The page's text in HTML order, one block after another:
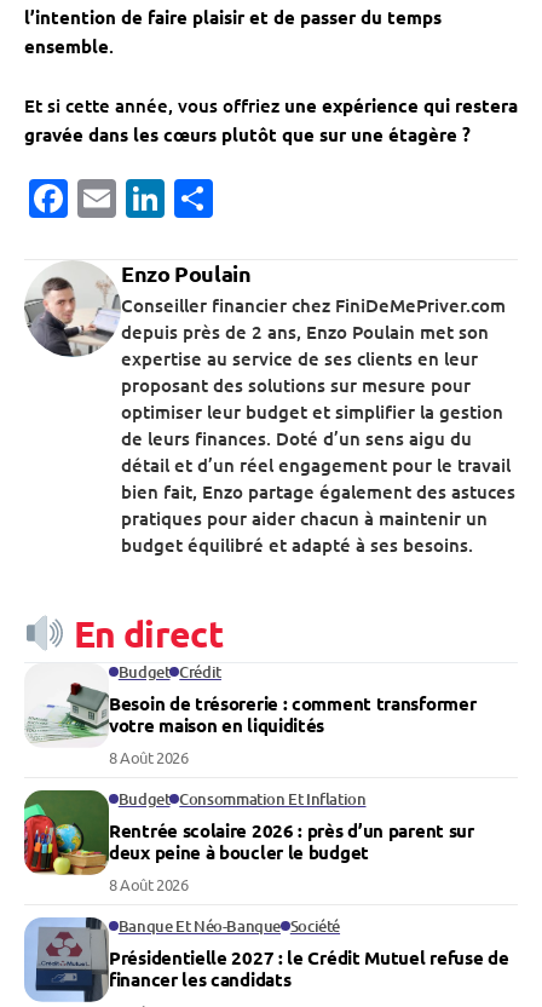
l’intention de faire plaisir et de passer du temps
ensemble.
Et si cette année, vous offriez une expérience qui restera
gravée dans les cœurs plutôt que sur une étagère ?
Facebook
EmailLinkedIn
Enzo Poulain
Conseiller financier chez FiniDeMePriver.com
depuis près de 2 ans, Enzo Poulain met son
expertise au service de ses clients en leur
proposant des solutions sur mesure pour
optimiser leur budget et simplifier la gestion
de leurs finances. Doté d’un sens aigu du
détail et d’un réel engagement pour le travail
bien fait, Enzo partage également des astuces
pratiques pour aider chacun à maintenir un
budget équilibré et adapté à ses besoins.
En direct
Budget Crédit
Besoin de trésorerie : comment transformer
votre maison en liquidités
8 Août 2026
Budget Consommation Et Inflation
Rentrée scolaire 2026 : près d’un parent sur
deux peine à boucler le budget
8 Août 2026
Banque Et Néo-Banque Société
Présidentielle 2027 : le Crédit Mutuel refuse de
financer les candidats